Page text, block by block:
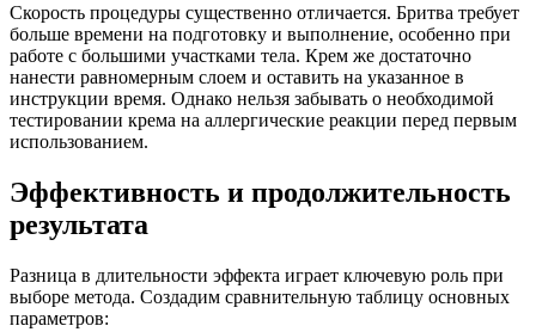
Скорость процедуры существенно отличается. Бритва требует
больше времени на подготовку и выполнение, особенно при
работе с большими участками тела. Крем же достаточно
нанести равномерным слоем и оставить на указанное в
инструкции время. Однако нельзя забывать о необходимой
тестировании крема на аллергические реакции перед первым
использованием.
Эффективность и продолжительность
результата
Разница в длительности эффекта играет ключевую роль при
выборе метода. Создадим сравнительную таблицу основных
параметров: